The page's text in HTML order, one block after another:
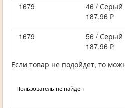
1679
46 / Серый
187,96 ₽
1679
56 / Серый
187,96 ₽
Если товар не подойдет, то
Пользователь не найден